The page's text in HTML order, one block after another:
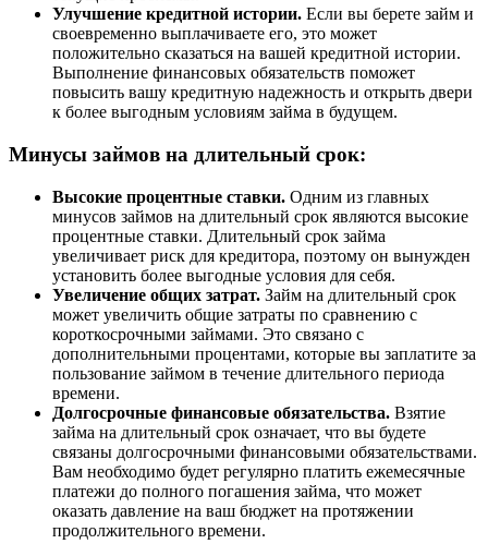
Улучшение кредитной истории. Если вы берете займ и
своевременно выплачиваете его, это может
положительно сказаться на вашей кредитной истории.
Выполнение финансовых обязательств поможет
повысить вашу кредитную надежность и открыть двери
к более выгодным условиям займа в будущем.
Минусы займов на длительный срок:
Высокие процентные ставки. Одним из главных
минусов займов на длительный срок являются высокие
процентные ставки. Длительный срок займа
увеличивает риск для кредитора, поэтому он вынужден
установить более выгодные условия для себя.
Увеличение общих затрат. Займ на длительный срок
может увеличить общие затраты по сравнению с
короткосрочными займами. Это связано с
дополнительными процентами, которые вы заплатите за
пользование займом в течение длительного периода
времени.
Долгосрочные финансовые обязательства. Взятие
займа на длительный срок означает, что вы будете
связаны долгосрочными финансовыми обязательствами.
Вам необходимо будет регулярно платить ежемесячные
платежи до полного погашения займа, что может
оказать давление на ваш бюджет на протяжении
продолжительного времени.